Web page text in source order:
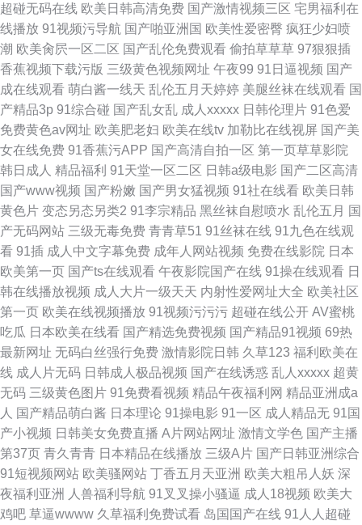
超碰无码在线 欧美日韩高清免费 国产激情视频三区 宅男福利在
线播放 91视频污导航 国产啪亚洲国 欧美性爱密臀 疯狂少妇喷
潮 欧美肏屄一区二区 国产乱伦免费观看 偷拍草草草 97狠狠插
香蕉视频下载污版 三级黄色视频网址 午夜99 91日逼视频 国产
成在线观看 萌白酱一线天 乱伦五月天婷婷 美腿丝袜在线观看 国
产精品3p 91综合碰 国产乱女乱 成人xxxxx 日韩伦理片 91色爱
免费黄色av网址 欧美肥老妇 欧美在线tv 加勒比在线视屏 国产美
女在线免费 91香蕉污APP 国产高清自拍一区 第一页草草影院
韩日成人 精品福利 91天堂一区二区 日韩a级电影 国产二区高清
国产www视频 国产粉嫩 国产男女猛视频 91社在线看 欧美日韩
黄色片 变态另态另类2 91李宗精品 黑丝袜自慰喷水 乱伦五月 国
产无码网站 三级无毒免费 青青草51 91丝袜在线 91九色在线观
看 91插 成人中文字幕免费 成年人网站视频 免费在线影院 日本
欧美第一页 国产ts在线观看 午夜影院国产在线 91操在线观看 日
韩在线播放视频 成人大片一级天天 内射性爱网址大全 欧美社区
第一页 欧美在线视频播放 91视频污污污 超碰在线公开 AV蜜桃
吃瓜 日本欧美在线看 国产精选免费视频 国产精品91视频 69热
最新网址 无码白丝强行免费 激情影院日韩 久草123 福利欧美在
线 成人片无码 日韩成人极品视频 国产在线诱惑 乱人xxxxx 超黄
无码 三级黄色图片 91免费看视频 精品午夜福利网 精品亚洲成a
人 国产精品萌白酱 日本理论 91操电影 91一区 成人精品无 91国
产小视频 日韩美女免费直播 A片网站网址 激情文学色 国产主播
第37页 青久青青 日本精品在线播放 三级A片 国产日韩亚洲综合
91短视频网站 欧美骚网站 丁香五月天亚洲 欧美大粗吊人妖 深
夜福利亚洲
人兽福利导航 91叉叉操小骚逼 成人18视频 欧美大
鸡吧 草逼wwww 久草福利免费试看 岛国国产在线 91人人超碰